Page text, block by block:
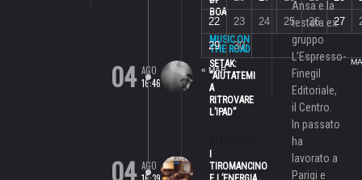
BOA
04 AGO
16:46
MUSIC ON
THE ROAD
SETAK:
“AIUTATEMI
A
RITROVARE
L’IPAD”
04 AGO
I
TIROMANCINO
« MAR
22
23 24 25 26 27
29
30
Ansa e la
testata ex
gruppo
L’Espresso-
Finegil
Editoriale,
il Centro.
In passato
ha
lavorato a
Parigi e